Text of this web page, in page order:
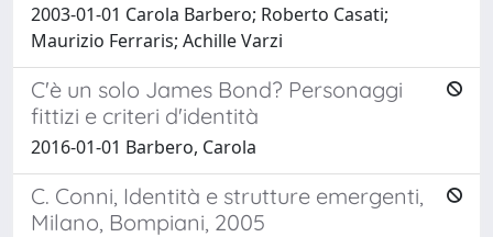
2003-01-01 Carola Barbero; Roberto Casati;
Maurizio Ferraris; Achille Varzi
C'è un solo James Bond? Personaggi
fittizi e criteri d'identità
2016-01-01 Barbero, Carola
C. Conni, Identità e strutture emergenti,
Milano, Bompiani, 2005